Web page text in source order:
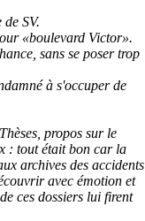
SV.
«boulevard Victor».
sans se poser trop
à s'occuper de
propos sur le
: tout était bon car la
archives des accidents
avec émotion et
ces dossiers lui firent